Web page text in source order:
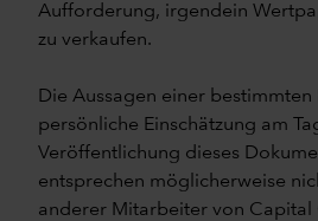
Aufforderung, irgendein
zu verkaufen.
Die Aussagen einer
persönliche Einschätzung am
Veröffentlichung dieses
entsprechen möglicherweise
anderer Mitarbeiter von